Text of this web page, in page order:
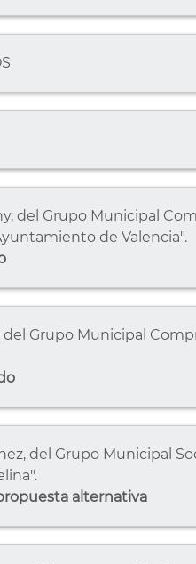
del Grupo Municipal
de Valencia".
Grupo Municipal
del Grupo Municipal
alternativa